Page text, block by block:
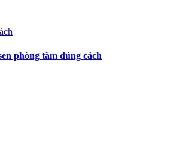
phòng tắm đúng cách